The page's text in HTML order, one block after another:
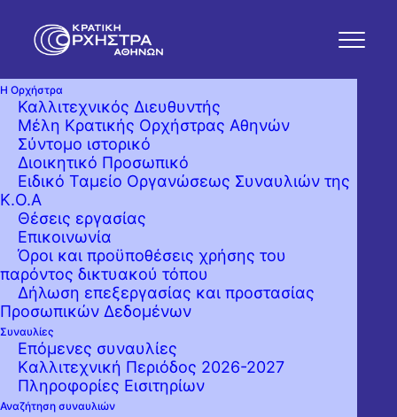
Η Ορχήστρα
Καλλιτεχνικός Διευθυντής
Μέλη Κρατικής Ορχήστρας Αθηνών
Σύντομο ιστορικό
Διοικητικό Προσωπικό
Ειδικό Ταμείο Οργανώσεως Συναυλιών της
Κ.Ο.Α
Θέσεις εργασίας
Επικοινωνία
Όροι και προϋποθέσεις χρήσης του
παρόντος δικτυακού τόπου
Δήλωση επεξεργασίας και προστασίας
Προσωπικών Δεδομένων
Συναυλίες
Επόμενες συναυλίες
Kαλλιτεχνική Περιόδος 2026-2027
Πληροφορίες Εισιτηρίων
Αναζήτηση συναυλιών